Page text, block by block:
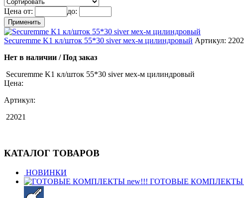
Цена от: до:
Securemme K1 кл/шток 55*30 siver мех-м цилиндровый Артикул:
Нет в наличии / Под заказ
Securemme K1 кл/шток 55*30 siver мех-м цилиндровый
Цена:
Артикул:
22021
КАТАЛОГ ТОВАРОВ
НОВИНКИ
ГОТОВЫЕ КОМПЛЕКТЫ